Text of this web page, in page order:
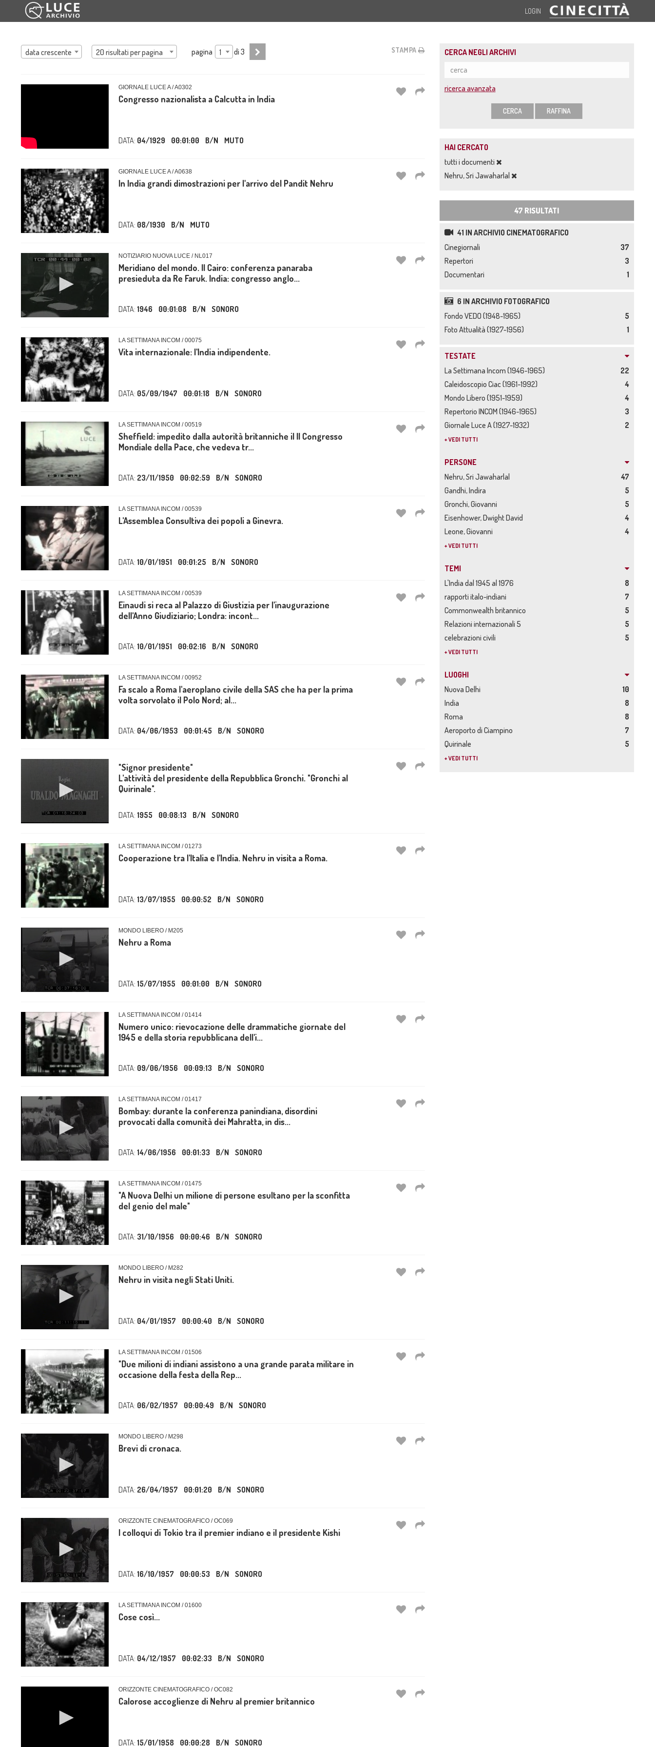
LOGIN
data crescente 20 risultati per pagina pagina 1 di 3 STAMPA
GIORNALE LUCE A / A0302
Congresso nazionalista a Calcutta in India
DATA: 04/1929 00:01:00 B/N MUTO
GIORNALE LUCE A / A0638
In India grandi dimostrazioni per l'arrivo del Pandit Nehru
DATA: 08/1930 B/N MUTO
NOTIZIARIO NUOVA LUCE / NL017
Meridiano del mondo. Il Cairo: conferenza panaraba
presieduta da Re Faruk. India: congresso anglo...
DATA: 1946 00:01:08 B/N SONORO
LA SETTIMANA INCOM / 00075
Vita internazionale: l'India indipendente.
DATA: 05/09/1947 00:01:18 B/N SONORO
LA SETTIMANA INCOM / 00519
Sheffield: impedito dalla autorità britanniche il II Congresso
Mondiale della Pace, che vedeva tr...
DATA: 23/11/1950 00:02:59 B/N SONORO
LA SETTIMANA INCOM / 00539
L'Assemblea Consultiva dei popoli a Ginevra.
DATA: 10/01/1951 00:01:25 B/N SONORO
LA SETTIMANA INCOM / 00539
Einaudi si reca al Palazzo di Giustizia per l'inaugurazione
dell'Anno Giudiziario; Londra: incont...
DATA: 10/01/1951 00:02:16 B/N SONORO
LA SETTIMANA INCOM / 00952
Fa scalo a Roma l'aeroplano civile della SAS che ha per la prima
volta sorvolato il Polo Nord; al...
DATA: 04/06/1953 00:01:45 B/N SONORO
"Signor presidente"
L'attività del presidente della Repubblica Gronchi. "Gronchi al
Quirinale".
DATA: 1955 00:08:13 B/N SONORO
LA SETTIMANA INCOM / 01273
Cooperazione tra l'Italia e l'India. Nehru in visita a Roma.
DATA: 13/07/1955 00:00:52 B/N SONORO
MONDO LIBERO / M205
Nehru a Roma
DATA: 15/07/1955 00:01:00 B/N SONORO
LA SETTIMANA INCOM / 01414
Numero unico: rievocazione delle drammatiche giornate del
1945 e della storia repubblicana dell'i...
DATA: 09/06/1956 00:09:13 B/N SONORO
LA SETTIMANA INCOM / 01417
Bombay: durante la conferenza panindiana, disordini
provocati dalla comunità dei Mahratta, in dis...
DATA: 14/06/1956 00:01:33 B/N SONORO
LA SETTIMANA INCOM / 01475
"A Nuova Delhi un milione di persone esultano per la sconfitta
del genio del male"
DATA: 31/10/1956 00:00:46 B/N SONORO
MONDO LIBERO / M282
Nehru in visita negli Stati Uniti.
DATA: 04/01/1957 00:00:40 B/N SONORO
LA SETTIMANA INCOM / 01506
"Due milioni di indiani assistono a una grande parata militare in
occasione della festa della Rep...
DATA: 06/02/1957 00:00:49 B/N SONORO
MONDO LIBERO / M298
Brevi di cronaca.
DATA: 26/04/1957 00:01:20 B/N SONORO
ORIZZONTE CINEMATOGRAFICO / OC069
I colloqui di Tokio tra il premier indiano e il presidente Kishi
DATA: 16/10/1957 00:00:53 B/N SONORO
LA SETTIMANA INCOM / 01600
Cose così...
DATA: 04/12/1957 00:02:33 B/N SONORO
ORIZZONTE CINEMATOGRAFICO / OC082
Calorose accoglienze di Nehru al premier britannico
DATA: 15/01/1958 00:00:28 B/N SONORO
CERCA NEGLI ARCHIVI
ricerca avanzata
CERCA RAFFINA
HAI CERCATO
tutti i documenti
Nehru, Sri Jawaharlal
47 RISULTATI
41 IN ARCHIVIO CINEMATOGRAFICO
Cinegiornali
37
Repertori
3
Documentari
1
6 IN ARCHIVIO FOTOGRAFICO
Fondo VEDO (1948-1965)
5
Foto Attualità (1927-1956)
1
TESTATE
La Settimana Incom (1946-1965)
22
Caleidoscopio Ciac (1961-1992)
4
Mondo Libero (1951-1959)
4
Repertorio INCOM (1946-1965)
3
Giornale Luce A (1927-1932)
2
+ VEDI TUTTI
PERSONE
Nehru, Sri Jawaharlal
47
Gandhi, Indira
5
Gronchi, Giovanni
5
Eisenhower, Dwight David
4
Leone, Giovanni
4
+ VEDI TUTTI
TEMI
L'India dal 1945 al 1976
8
rapporti italo-indiani
7
Commonwealth britannico
5
Relazioni internazionali 5
5
celebrazioni civili
5
+ VEDI TUTTI
LUOGHI
Nuova Delhi
10
India
8
Roma
8
Aeroporto di Ciampino
7
Quirinale
5
+ VEDI TUTTI